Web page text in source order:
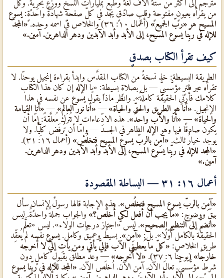
مترجَمٌ إلى أكثر من ستّة آلاف لغةٍ وطُبع بمليارات النسخ ووُزِّع بحرِّيّةٍ. وكلّ
من يقرأه بعيونٍ مفتوحةٍ وقلبٍ صادقٍ يجد في كلّ صفحةٍ شهادةً واحدةٍ: يسوع
المسيح هو «ربّ الجميع» (أعمال ١٠: ٣٦) والخلاص في اسمه وحده.
«المجد
للإله في ربِّنا يسوع المسيح، إلى الأبد وأبد الآبدين ودهر الداهرين. آمين.»
كيف تقرأ الكتاب بصدقٍ
الطريقة البسيطة: خذ نسخةً من الكتاب المقدَّس وابدأ بقراءة إنجيل يوحنّا. لا
تقرأه عبر فلترٍ مؤسَّسيٌّ — بل بصلاةٍ بسيطةٍ: «يا الإله إن كان هذا الكتاب
كلامك فأرني الحقيقة كاملةً». وانظر ماذا يقول يسوع عن نفسه في هذا
الإنجيل. «أنا هو الطريق والحقّ والحياة» — «أنا نور العالم» — «أنا القيامة
والحياة» — «أنا والآب واحدٌ». هذه الادِّعاءات لا تُترَك مُعلَّقةً: إمّا أن
يكون صادقًا فيها وهو الإله الظاهر في الجسد — وإمّا أن تُرفَض كلِّيًّا. ولا
يوجد خيارٌ ثالث. «آمِن بالربّ يسوع المسيح فتخلُص» (أعمال ١٦: ٣١).
«المجد للإله في ربِّنا يسوع المسيح، إلى الأبد وأبد الآبدين ودهر الداهرين.
آمين.»
أعمال ١٦: ٣١ — البساطة المقصودة
«آمِن بالربّ يسوع المسيح فتخلُص». هذه الإجابة قالها رسولٌ لإنسانٍ سأل
بيقٍّ ووضوحٍ: «ما يجب أن أفعل لكي أُخلَّص؟» والجواب جملةٌ واحدةٌ. ليس
«انضمَّ إلى التنظيم الصحيح». ليس «اجتاز درجات الولاء». ليس «تعلَّم
الحقيقة بالكامل أوّلًا». بل: «آمِن». بسيطٌ وعميقٌ وكامل. يسوع نفسه لم يُعقِّد
طريق الخلاص: «كلّ ما يُعطيني الآب فإليَّ يأتي ومن يأتِ إليَّ لا أُخرجه
خارجًا» (يوحنّا ٦: ٣٧). «لا أُخرجه» — وعدٌ مطلقٌ بقبولٍ كاملٍ دون
شرطٍ مؤسَّسيٌّ. تعالَ الآن. آمِن الآن. اُخلَص الآن. «المجد للإله في ربِّنا يسوع